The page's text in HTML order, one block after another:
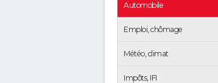
Automobile
Emploi, chômage
Météo, climat
Impôts, IFI